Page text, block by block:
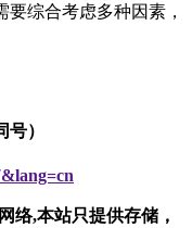
综合考虑多种因素，
）
络,本站只提供存储，